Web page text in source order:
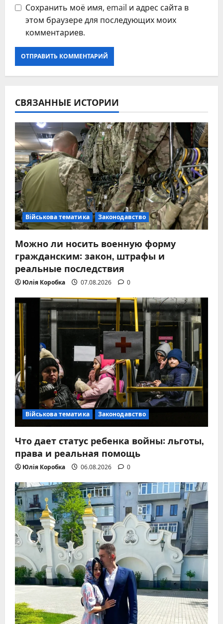
Сохранить моё имя, email и адрес сайта в
этом браузере для последующих моих
комментариев.
СВЯЗАННЫЕ ИСТОРИИ
Військова тематика Законодавство
Можно ли носить военную форму
гражданским: закон, штрафы и
реальные последствия
Юлія Коробка 07.08.2026 0
Військова тематика Законодавство
Что дает статус ребенка войны: льготы,
права и реальная помощь
Юлія Коробка 06.08.2026 0